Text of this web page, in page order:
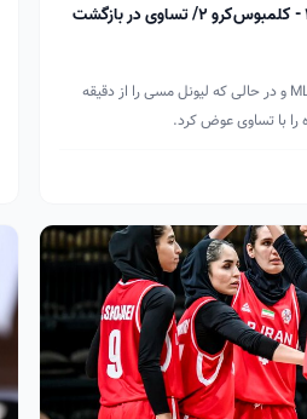
ویدیو| خلاصه بازی اینترمیامی ۲ - کلمبوس‌کرو ۲/ تساوی در بازگشت
اینترمیامی در هفته هجدهم لیگ MLS و در حالی که لیونل مسی را از دقیقه